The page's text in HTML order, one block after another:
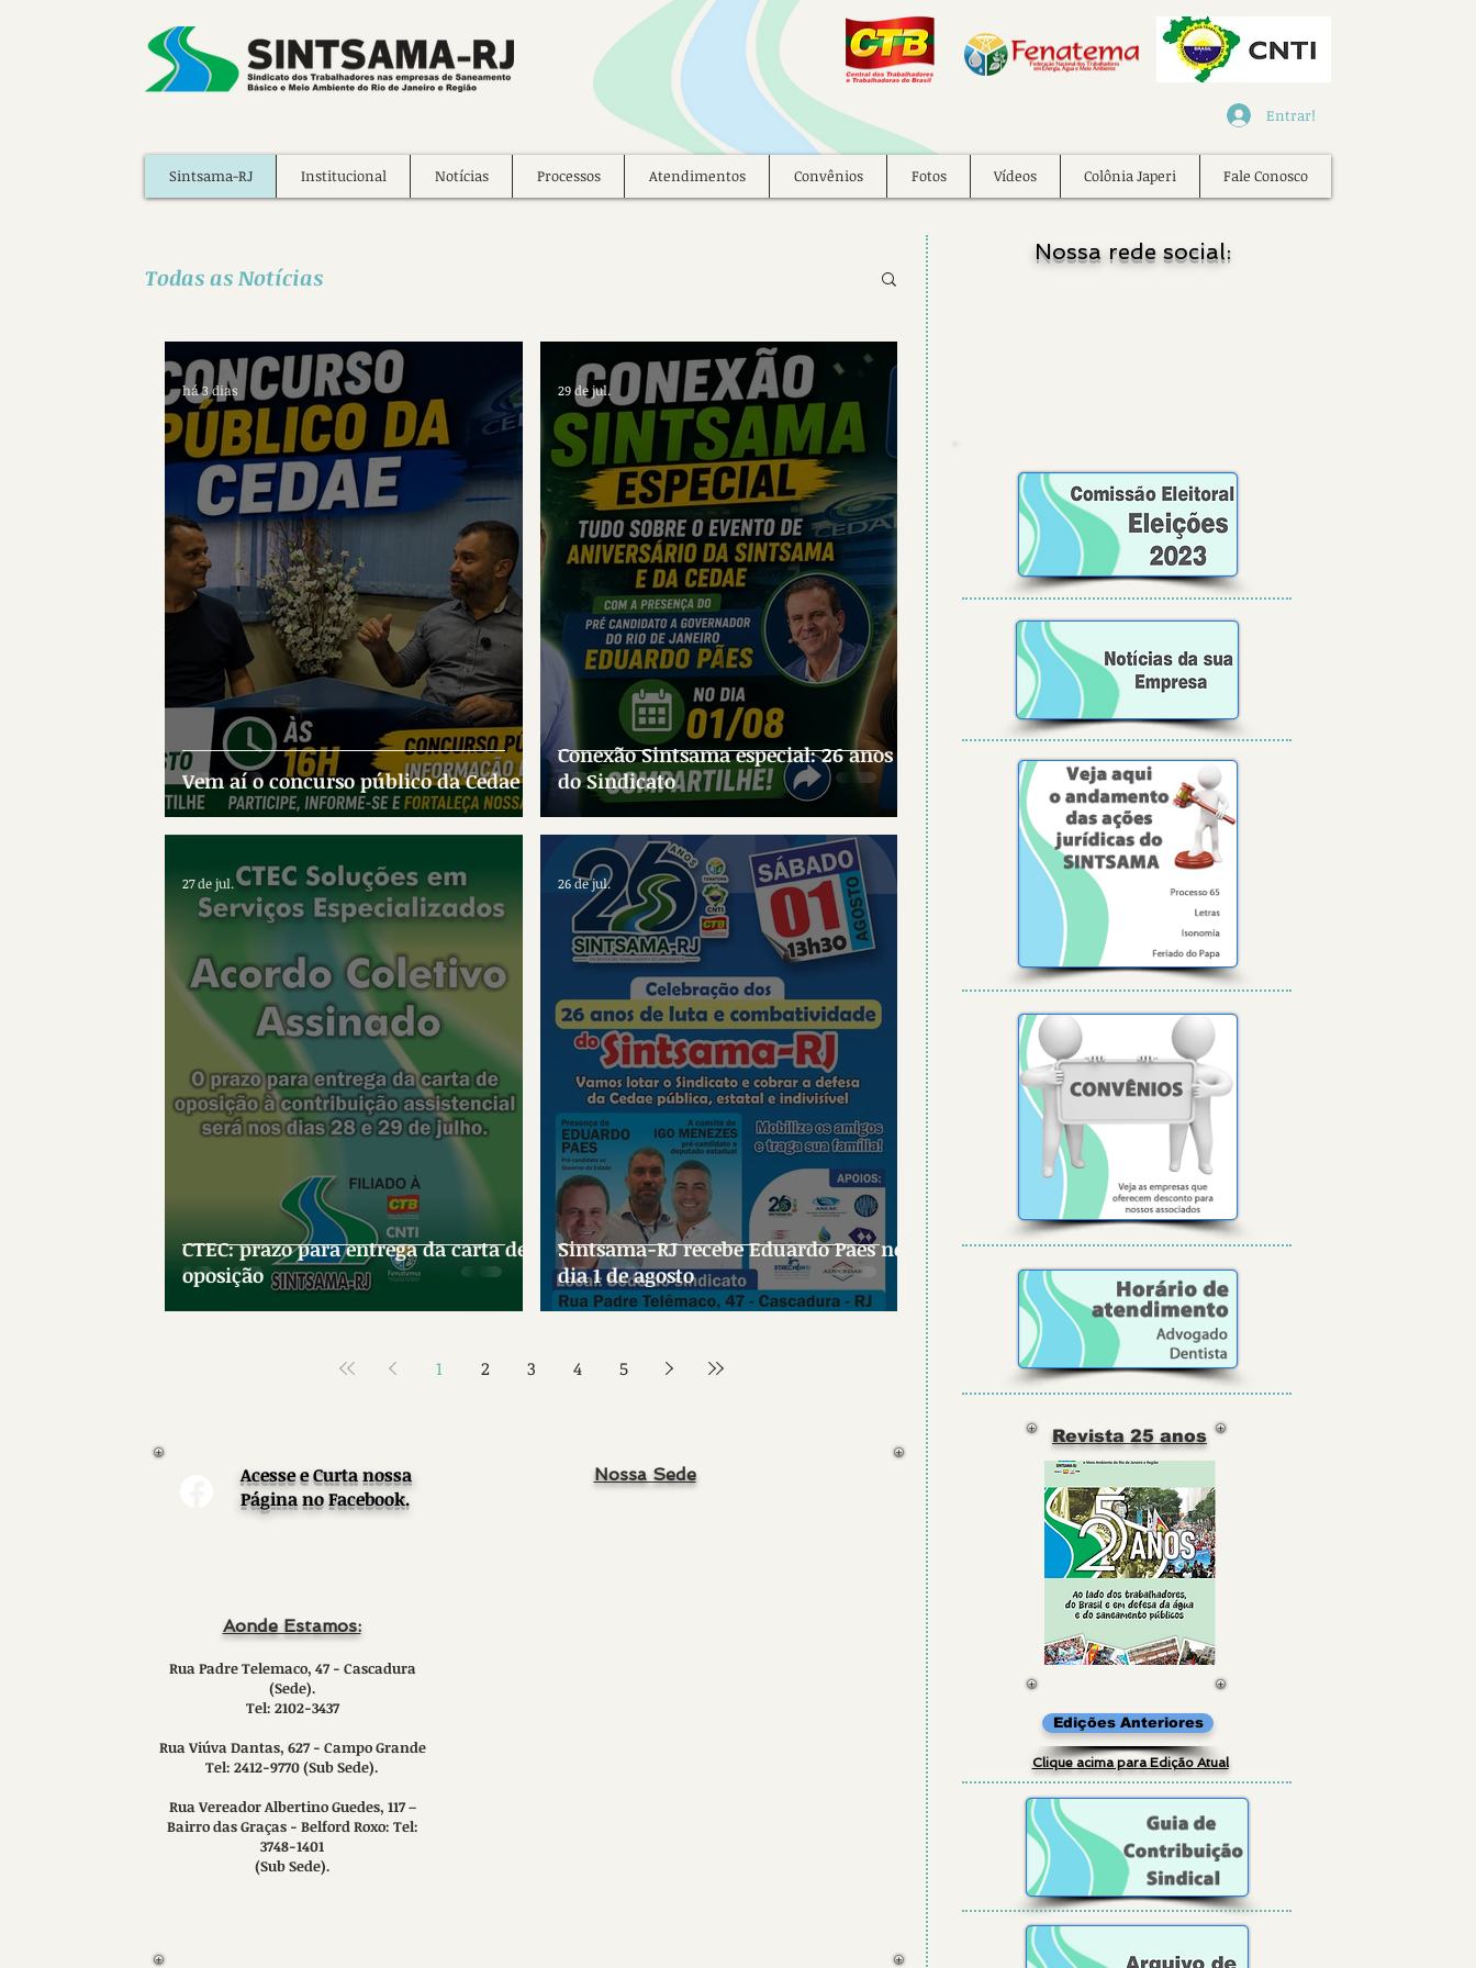
Entrar!
Sintsama-RJ Institucional Notícias Processos Atendimentos Convênios Fotos Vídeos Colônia Japeri Fale Conosco
Todas as Notícias
Vem aí o concurso público da Cedae
há 3 dias
Conexão Sintsama especial: 26 anos
do Sindicato
29 de jul.
CTEC: prazo para entrega da carta de
oposição
27 de jul.
Sintsama-RJ recebe Eduardo Paes no
dia 1 de agosto
26 de jul.
1 2 3 4 5
Acesse e Curta nossa
Página no Facebook.
Nossa Sede
Aonde Estamos:
Rua Padre Telemaco, 47 - Cascadura
(Sede).
Tel: 2102-3437
Rua Viúva Dantas, 627 - Campo Grande
Tel: 2412-9770 (Sub Sede).
Rua Vereador Albertino Guedes, 117 –
Bairro das Graças - Belford Roxo: Tel:
3748-1401
(Sub Sede).
Nossa rede social:
Revista 25 anos
Edições Anteriores
Clique acima para Edição Atual